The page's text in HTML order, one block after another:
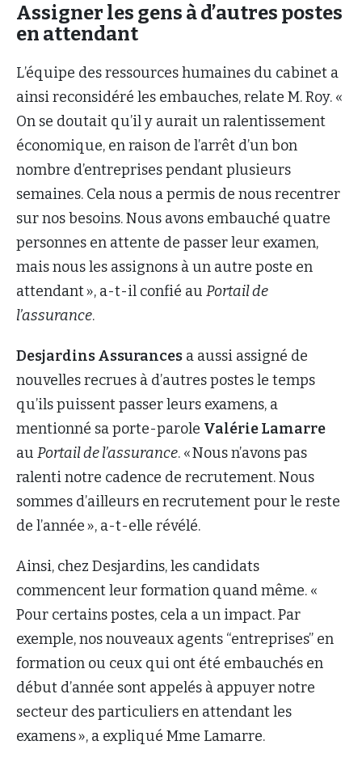
Assigner les gens à d’autres postes
en attendant
L’équipe des ressources humaines du cabinet a
ainsi reconsidéré les embauches, relate M. Roy. «
On se doutait qu’il y aurait un ralentissement
économique, en raison de l’arrêt d’un bon
nombre d’entreprises pendant plusieurs
semaines. Cela nous a permis de nous recentrer
sur nos besoins. Nous avons embauché quatre
personnes en attente de passer leur examen,
mais nous les assignons à un autre poste en
attendant », a-t-il confié au Portail de
l’assurance.
Desjardins Assurances a aussi assigné de
nouvelles recrues à d’autres postes le temps
qu’ils puissent passer leurs examens, a
mentionné sa porte-parole Valérie Lamarre
au Portail de l’assurance. « Nous n’avons pas
ralenti notre cadence de recrutement. Nous
sommes d’ailleurs en recrutement pour le reste
de l’année », a-t-elle révélé.
Ainsi, chez Desjardins, les candidats
commencent leur formation quand même. «
Pour certains postes, cela a un impact. Par
exemple, nos nouveaux agents “entreprises” en
formation ou ceux qui ont été embauchés en
début d’année sont appelés à appuyer notre
secteur des particuliers en attendant les
examens », a expliqué Mme Lamarre.